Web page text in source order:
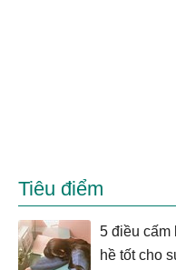
Tiêu điểm
5 điều cấm
hề tốt cho